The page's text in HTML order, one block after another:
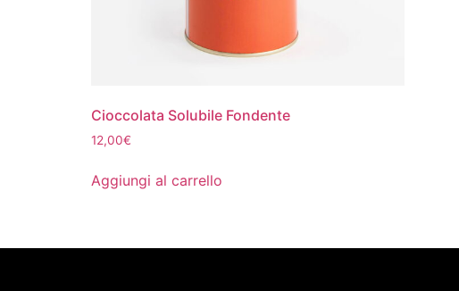
Cioccolata Solubile Fondente
12,00€
Aggiungi al carrello